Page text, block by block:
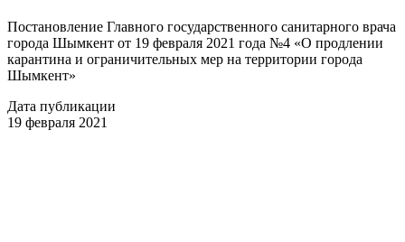
Постановление Главного государственного санитарного врача
города Шымкент от 19 февраля 2021 года №4 «О продлении
карантина и ограничительных мер на территории города
Шымкент»
Дата публикации
19 февраля 2021